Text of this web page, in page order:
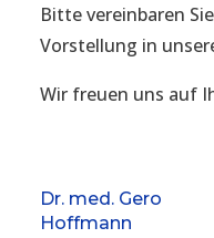
Bitte vereinbaren
Vorstellung in
Wir freuen uns auf
Dr. med. Gero
Hoffmann